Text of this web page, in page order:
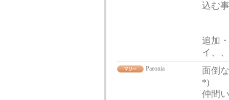
込む
追加
イ、
Paeonia
面倒
*)
仲間